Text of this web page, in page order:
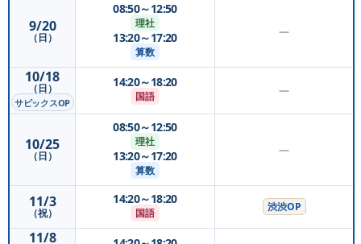
9/20
（日）
08:50～12:50
理社
13:20～17:20
算数
—
10/18
（日）
サピックスOP
14:20～18:20
国語 —
10/25
（日）
08:50～12:50
理社
13:20～17:20
算数
—
11/3
（祝）
14:20～18:20
国語 渋渋OP
11/8